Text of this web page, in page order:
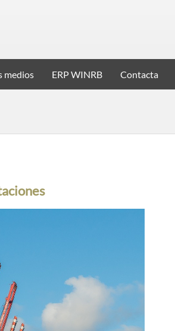
medios ERP WINRB Contacta